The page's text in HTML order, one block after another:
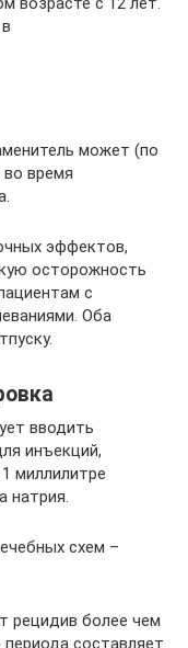
может (по
время
эффектов,
осторожность
с
Оба
вводить
инъекций,
миллилитре
натрия.
схем –
рецидив более чем
составляет